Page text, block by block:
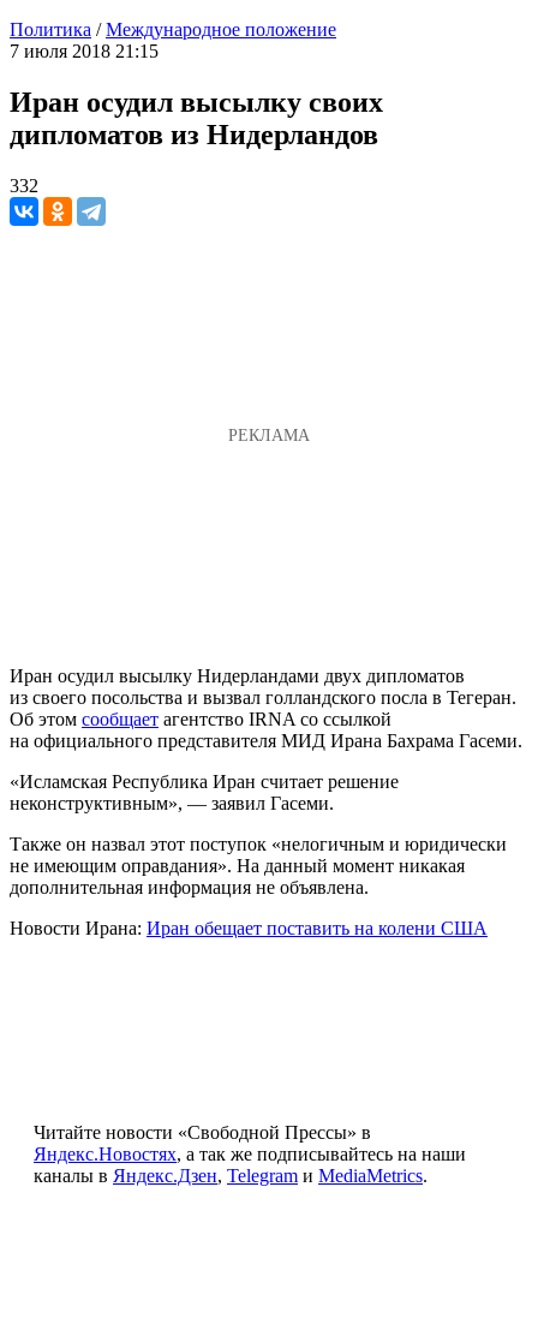
Политика /Международное положение
7 июля 2018 21:15
Иран осудил высылку своих
дипломатов из Нидерландов
332
Иран осудил высылку Нидерландами двух дипломатов
из своего посольства и вызвал голландского посла в Тегеран.
Об этом сообщает агентство IRNA со ссылкой
на официального представителя МИД Ирана Бахрама Гасеми.
«Исламская Республика Иран считает решение
неконструктивным», — заявил Гасеми.
Также он назвал этот поступок «нелогичным и юридически
не имеющим оправдания». На данный момент никакая
дополнительная информация не объявлена.
Новости Ирана: Иран обещает поставить на колени США
Читайте новости «Свободной Прессы» в
Яндекс.Новостях, а так же подписывайтесь на наши
каналы в Яндекс.Дзен, Telegram и MediaMetrics.